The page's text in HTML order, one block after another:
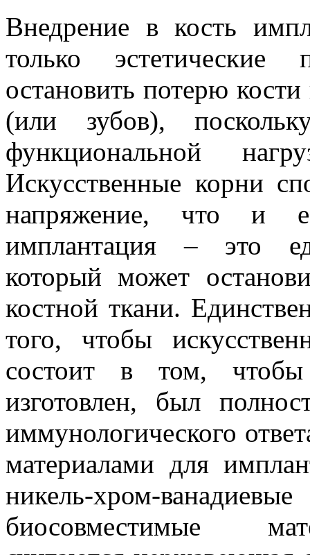
Внедрение в кость
только
остановить потерю
(или зубов),
функциональной
Искусственные корни
напряжение, что и
имплантация – это
который может
костной ткани.
того, чтобы
состоит в том,
изготовлен, был
иммунологического
материалами для
никель-хром-
биосовместимые